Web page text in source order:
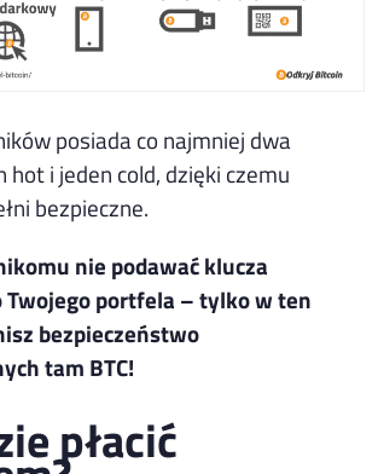
posiada co najmniej dwa
i jeden cold, dzięki czemu
bezpieczne.
nie podawać klucza
portfela – tylko w ten
bezpieczeństwo
tam BTC!
płacić